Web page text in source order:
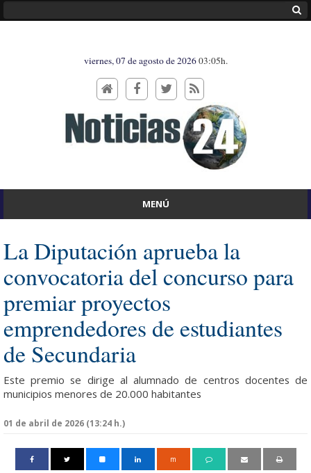
viernes, 07 de agosto de 202603:05h.
MENÚ
La Diputación aprueba la
convocatoria del concurso para
premiar proyectos
emprendedores de estudiantes
de Secundaria
Este premio se dirige al alumnado de centros docentes de
municipios menores de 20.000 habitantes
01 de abril de 2026 (13:24 h.)
m